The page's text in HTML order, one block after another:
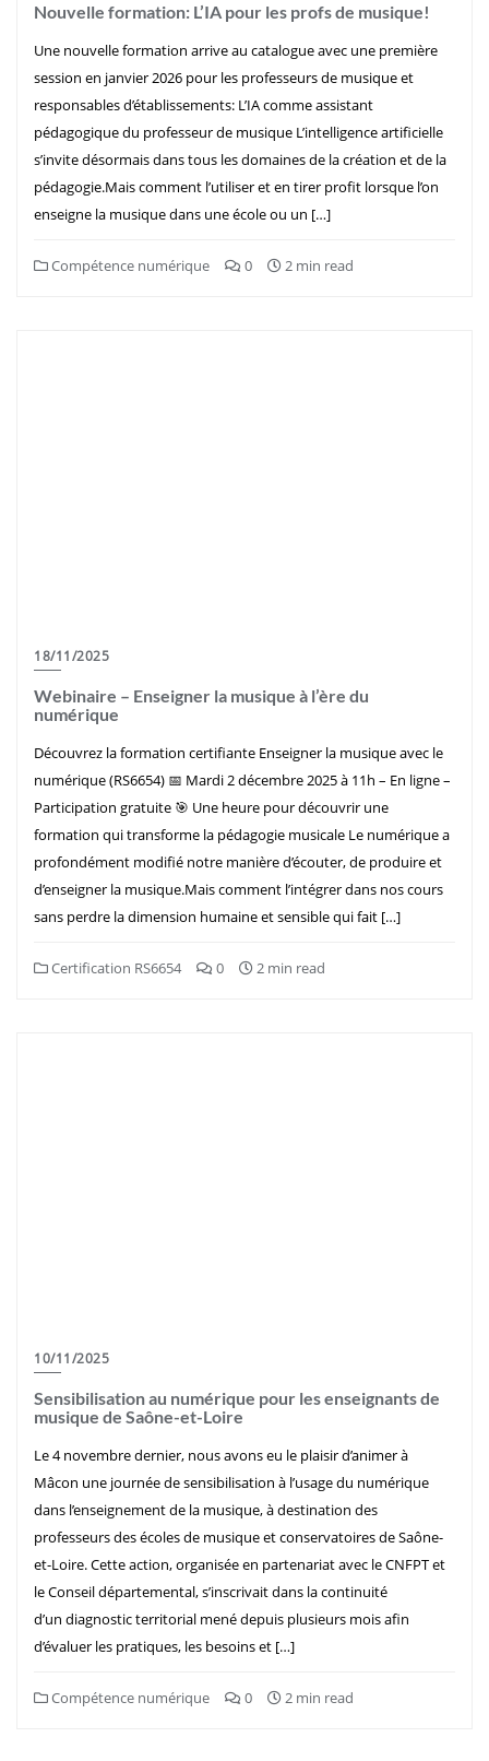
Nouvelle formation: L’IA pour les profs de musique!
Une nouvelle formation arrive au catalogue avec une première
session en janvier 2026 pour les professeurs de musique et
responsables d’établissements: L’IA comme assistant
pédagogique du professeur de musique L’intelligence artificielle
s’invite désormais dans tous les domaines de la création et de la
pédagogie.Mais comment l’utiliser et en tirer profit lorsque l’on
enseigne la musique dans une école ou un […]
Compétence numérique 0 2 min read
18/11/2025
Webinaire – Enseigner la musique à l’ère du
numérique
Découvrez la formation certifiante Enseigner la musique avec le
numérique (RS6654) 📅 Mardi 2 décembre 2025 à 11h – En ligne –
Participation gratuite 🎯 Une heure pour découvrir une
formation qui transforme la pédagogie musicale Le numérique a
profondément modifié notre manière d’écouter, de produire et
d’enseigner la musique.Mais comment l’intégrer dans nos cours
sans perdre la dimension humaine et sensible qui fait […]
Certification RS6654 0 2 min read
10/11/2025
Sensibilisation au numérique pour les enseignants de
musique de Saône-et-Loire
Le 4 novembre dernier, nous avons eu le plaisir d’animer à
Mâcon une journée de sensibilisation à l’usage du numérique
dans l’enseignement de la musique, à destination des
professeurs des écoles de musique et conservatoires de Saône-
et-Loire. Cette action, organisée en partenariat avec le CNFPT et
le Conseil départemental, s’inscrivait dans la continuité
d’un diagnostic territorial mené depuis plusieurs mois afin
d’évaluer les pratiques, les besoins et […]
Compétence numérique 0 2 min read